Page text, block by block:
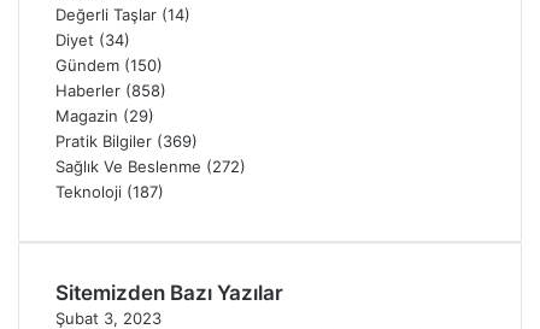
Değerli Taşlar (14)
Diyet (34)
Gündem (150)
Haberler (858)
Magazin (29)
Pratik Bilgiler (369)
Sağlık Ve Beslenme (272)
Teknoloji (187)
Sitemizden Bazı Yazılar
Şubat 3, 2023